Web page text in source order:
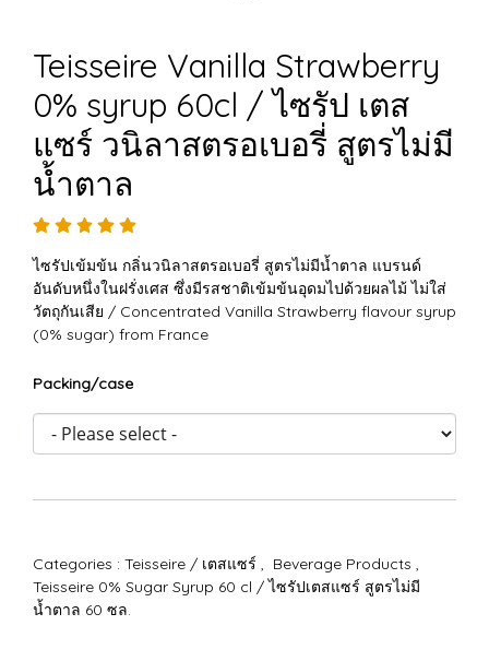
Teisseire Vanilla Strawberry
0% syrup 60cl / ไซรัป เตส
แซร์ วนิลาสตรอเบอรี่ สูตรไม่มี
น้ำตาล
ไซรัปเข้มข้น กลิ่นวนิลาสตรอเบอรี่ สูตรไม่มีน้ำตาล แบรนด์
อันดับหนึ่งในฝรั่งเศส ซึ่งมีรสชาติเข้มข้นอุดมไปด้วยผลไม้ ไม่ใส่
วัตถุกันเสีย / Concentrated Vanilla Strawberry flavour syrup
(0% sugar) from France
Packing/case
Categories : Teisseire / เตสแซร์ , Beverage Products ,
Teisseire 0% Sugar Syrup 60 cl / ไซรัปเตสแซร์ สูตรไม่มี
น้ำตาล 60 ซล.